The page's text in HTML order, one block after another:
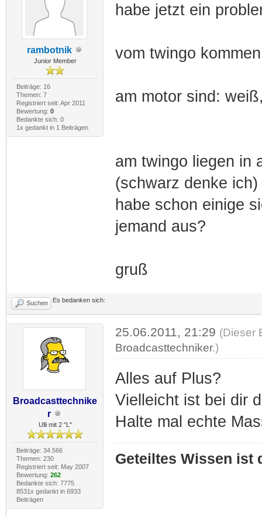
rambotnik
Junior Member
Beiträge: 16
Themen: 7
Registriert seit: Apr 2011
Bewertung: 0
Bedankte sich: 0
1x gedankt in 1 Beiträgen
habe jetzt ein
vom twingo
am motor sind:
am twingo liegen in
(schwarz denke
habe schon einige
jemand aus?
gruß
Suchen Es bedanken sich:
Broadcasttechnike
r
Ulli mit 2 "L"
Beiträge: 34.566
Themen: 230
Registriert seit: May 2007
Bewertung: 262
Bedankte sich: 7775
8531x gedankt in 6933
Beiträgen
25.06.2011, 21:29 (Dieser
Broadcasttechniker.)
Alles auf Plus?
Vielleicht ist bei dir
Halte mal echte
Geteiltes Wissen ist